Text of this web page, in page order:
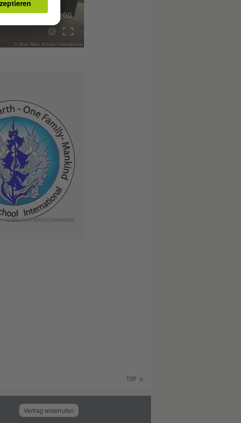
00:00
© Blue Bells School International
© Blue Bells School International
TOP
Vertrag widerrufen